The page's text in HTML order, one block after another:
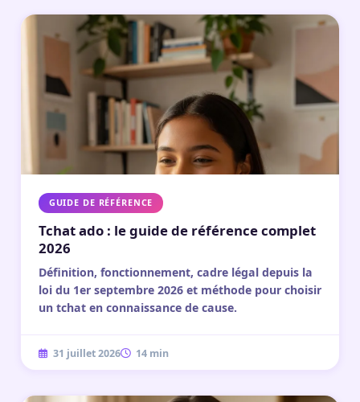
GUIDE DE RÉFÉRENCE
Tchat ado : le guide de référence complet
2026
Définition, fonctionnement, cadre légal depuis la
loi du 1er septembre 2026 et méthode pour choisir
un tchat en connaissance de cause.
31 juillet 2026 14 min